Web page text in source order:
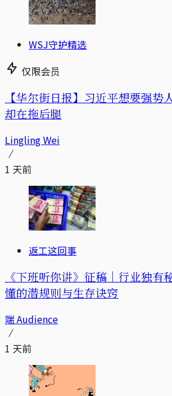
WSJ守护精选
仅限会员
【华尔街日报】习近平想要强势
却在拖后腿
Lingling Wei
1 天前
返工这回事
《下班听你讲》征稿｜行业独有
懂的潜规则与生存诀窍
端 Audience
1 天前